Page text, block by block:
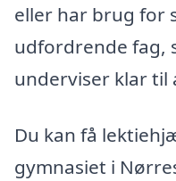
eller har brug for
udfordrende fag,
underviser klar til
Du kan få
gymnasiet i